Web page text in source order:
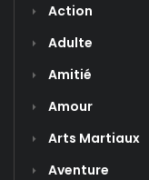
Action
Adulte
Amitié
Amour
Arts Martiaux
Aventure